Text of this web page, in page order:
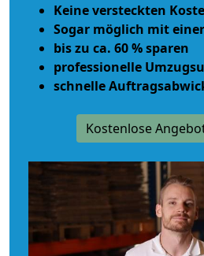
Keine versteckten
Sogar möglich mit
bis zu ca. 60 % sparen
professionelle
schnelle
Kostenlose